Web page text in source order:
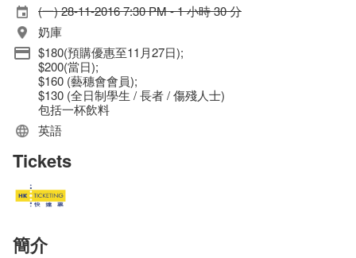
(一) 28-11-2016 7:30 PM - 1 小時 30 分
奶庫
$180(預購優惠至11月27日);
$200(當日);
$160 (藝穗會會員);
$130 (全日制學生 / 長者 / 傷殘人士)
包括一杯飲料
英語
Tickets
簡介